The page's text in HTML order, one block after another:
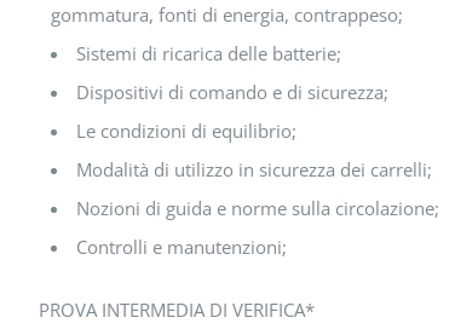
gommatura, fonti di energia, contrappeso;
Sistemi di ricarica delle batterie;
Dispositivi di comando e di sicurezza;
Le condizioni di equilibrio;
Modalità di utilizzo in sicurezza dei carrelli;
Nozioni di guida e norme sulla circolazione;
Controlli e manutenzioni;
PROVA INTERMEDIA DI VERIFICA*